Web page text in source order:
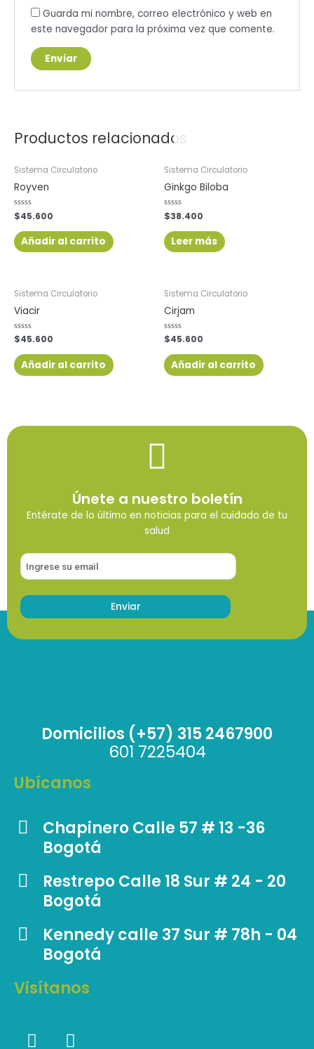
Guarda mi nombre, correo electrónico y web en
este navegador para la próxima vez que comente.
Productos relacionados
Sistema Circulatorio
Royven
Valorado
con
de
5
$45.600
Añadir al carrito
Sistema Circulatorio
Ginkgo Biloba
Valorado
con
de
5
$38.400
Leer más
Sistema Circulatorio
Viacir
Valorado
con
de
5
$45.600
Añadir al carrito
Sistema Circulatorio
Cirjam
Valorado
con
de
5
$45.600
Añadir al carrito
Únete a nuestro boletín
Entérate de lo último en noticias para el cuidado de tu
salud
Domicilios (+57) 315 2467900
601 7225404
Ubícanos
Chapinero Calle 57 # 13 -36
Bogotá
Restrepo Calle 18 Sur # 24 - 20
Bogotá
Kennedy calle 37 Sur # 78h - 04
Bogotá
Visítanos
F I